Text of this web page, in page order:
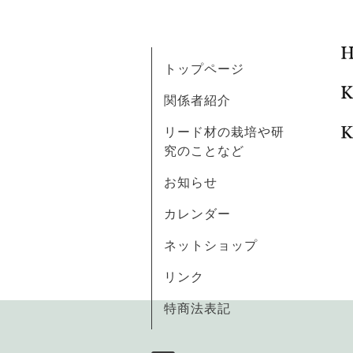
トップページ
関係者紹介
リード材の栽培や研
究のことなど
お知らせ
カレンダー
ネットショップ
リンク
特商法表記